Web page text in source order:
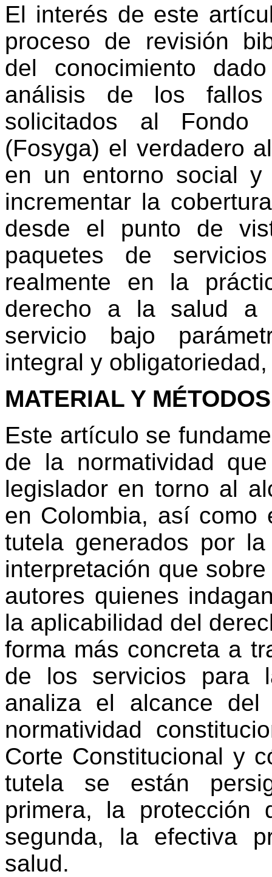
El interés de este
proceso de revisión
del conocimiento
análisis de los
solicitados al Fondo
(Fosyga) el verdadero
en un entorno social y
incrementar la
desde el punto de
paquetes de
realmente en la
derecho a la salud a
servicio bajo
integral y
MATERIAL Y MÉTODOS
Este artículo se
de la normatividad
legislador en torno al
en Colombia, así
tutela generados por
interpretación que
autores quienes
la aplicabilidad del
forma más concreta a
de los servicios para
analiza el alcance
normatividad
Corte Constitucional y
tutela se están
primera, la
segunda, la efectiva
salud.